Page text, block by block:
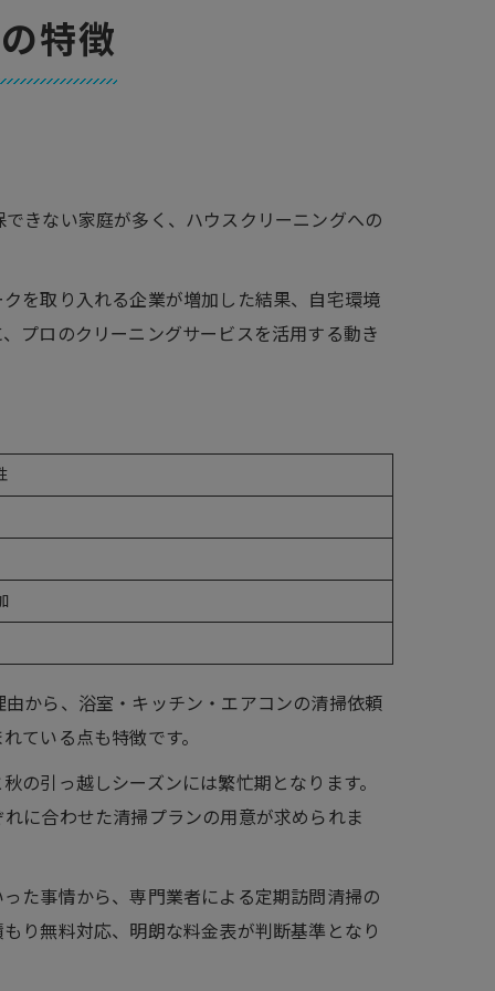
特徴
きない家庭が多く、ハウスクリーニングへの
を取り入れる企業が増加した結果、自宅環境
プロのクリーニングサービスを活用する動き
から、浴室・キッチン・エアコンの清掃依頼
ている点も特徴です。
の引っ越しシーズンには繁忙期となります。
に合わせた清掃プランの用意が求められま
た事情から、専門業者による定期訪問清掃の
り無料対応、明朗な料金表が判断基準となり